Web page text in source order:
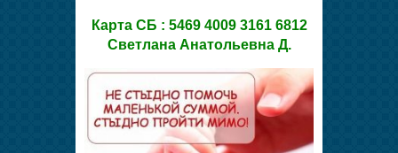
Карта СБ : 5469 4009 3161 6812
Светлана Анатольевна Д.